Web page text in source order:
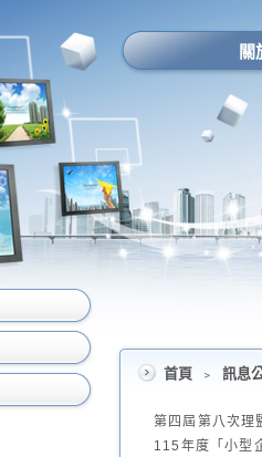
關
首頁 ﹥ 訊息
第四屆第八次
115年度「小型